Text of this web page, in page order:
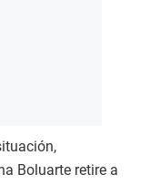
Boluarte retire a